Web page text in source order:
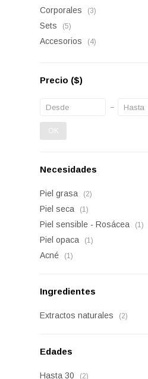
Corporales (3)
Sets (5)
Accesorios (4)
Precio ($)
OK
Necesidades
Piel grasa (2)
Piel seca (1)
Piel sensible - Rosácea (1)
Piel opaca (1)
Acné (1)
Ingredientes
Extractos naturales (2)
Edades
Hasta 30 (2)